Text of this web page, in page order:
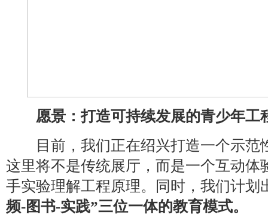
愿景：打造可持续发展的青少年工
目前，我们正在绍兴打造一个示范
这里将不是传统展厅，而是一个互动体
手实验理解工程原理。同时，我们计划
频-图书-实践”三位一体的教育模式。